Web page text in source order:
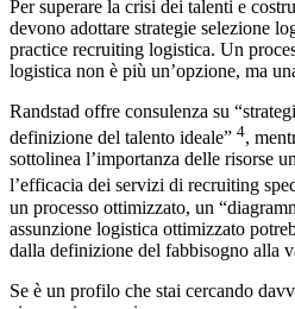
Per superare la crisi dei talenti e
devono adottare strategie selezione
practice recruiting logistica. Un
logistica non è più un’opzione, ma
Randstad offre consulenza su
definizione del talento ideale” 4,
sottolinea l’importanza delle risorse
l’efficacia dei servizi di recruiting
un processo ottimizzato, un
assunzione logistica ottimizzato
dalla definizione del fabbisogno alla
Se è un profilo che stai cercando